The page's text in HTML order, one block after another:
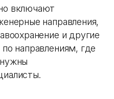
включают
направления,
и другие
направлениям, где